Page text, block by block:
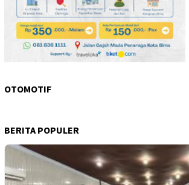
OTOMOTIF
BERITA POPULER